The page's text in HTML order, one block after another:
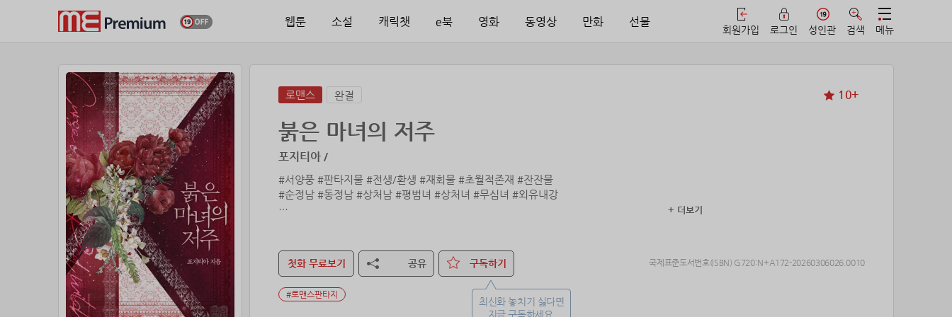
웹툰 소설 캐릭챗 e북 영화 동영상 만화 선물
회원가입 로그인 성인관 검색 메뉴
로맨스 완결 10+
붉은 마녀의 저주
포지티아 /
#서양풍 #판타지물 #전생/환생 #재회물 #초월적존재 #잔잔물
#순정남 #동정남 #상처남 #평범녀 #상처녀 #무심녀 #외유내강
이젠 인간이 아니게 된 용사는 죽지도 못한 채 수백 년을 홀로 살아갔다.
새빨간 눈동자가 불길하고 섬뜩하다며 사람들은 그녀를 마녀로 몰았다.
뭘 해도 고통받는 건 마찬가지라 레아는 사람들을 미워하기로 했다.
+ 더보기
첫화 무료보기 공유 구독하기
최신화 놓치기 싫다면
지금 구독하세요.
국제표준도서번호(ISBN) G720:N+A172-20260306026.0010
#로맨스판타지